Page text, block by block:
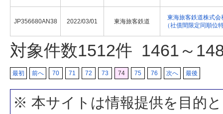
JP356680AN38 2022/03/01 東海旅客鉄道
東海旅客鉄道株式
（社債間限定同順位
対象件数1512件 1461～
最初 前へ 70 71 72 73 74 75 76 次へ 最後
※ 本サイトは情報提供を目的